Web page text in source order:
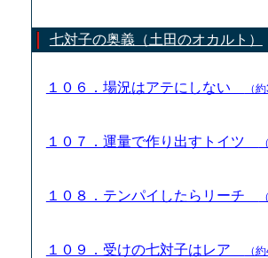
七対子の奥義（土田のオカルト）
１０６．場況はアテにしない （
１０７．運量で作り出すトイツ
１０８．テンパイしたらリーチ
１０９．受けの七対子はレア （